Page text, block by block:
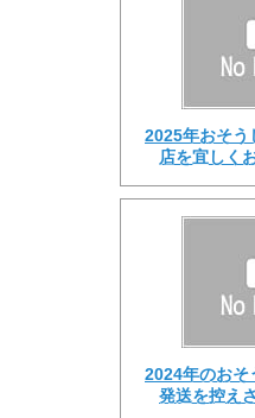
2025年おそう
店を宜しく
2024年のおそ
発送を控え